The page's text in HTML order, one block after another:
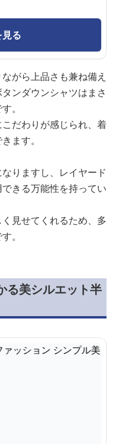
る
がら上品さも兼ね備え
ンダウンシャツはまさ
。
だわりが感じられ、着
ます。
りますし、レイヤード
きる万能性を持ってい
見せてくれるため、多
。
る美シルエット半